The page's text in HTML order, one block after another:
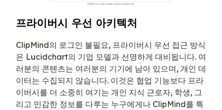
프라이버시 우선 아키텍처
ClipMind의 로그인 불필요, 프라이버시 우선 접근 방식
은 Lucidchart의 기업 모델과 선명하게 대비됩니다. 여
러분의 콘텐츠는 여러분의 기기에 남아 있으며, 개인 데
이터는 수집되지 않습니다. 이것은 협업 기능보다 프라
이버시를 더 소중히 여기는 개인 지식 근로자, 학생, 그
리고 민감한 정보를 다루는 누구에게나 ClipMind를 특